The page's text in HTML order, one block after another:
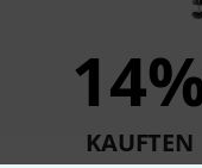
KAUFTEN